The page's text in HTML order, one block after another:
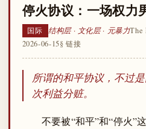
停火协议：一场权力
国际 结构层 · 文化层 · 元暴力The
2026-06-15§ 链接
所谓的和平协议，不过
次利益分赃。
不要被“和平”和“停火”